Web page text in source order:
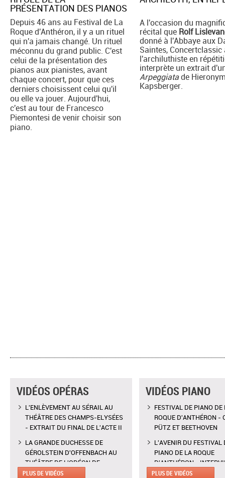
PRÉSENTATION DES PIANOS
Depuis 46 ans au Festival de La
Roque d'Anthéron, il y a un rituel
qui n'a jamais changé. Un rituel
méconnu du grand public. C'est
celui de la présentation des
pianos aux pianistes, avant
chaque concert, pour que ces
derniers choisissent celui qu'il
ou elle va jouer. Aujourd'hui,
c'est au tour de Francesco
Piemontesi de venir choisir son
piano.
A l'occasion du
récital que Rolf
donné à l'Abbaye aux
Saintes,
l'archiluthiste en
interprète un extrait
Arpeggiatade
Kapsberger.
VIDÉOS OPÉRAS
L'ENLÈVEMENT AU SÉRAIL AU
THÉÂTRE DES CHAMPS-ELYSÉES
- EXTRAIT DU FINAL DE L'ACTE II
LA GRANDE DUCHESSE DE
GÉROLSTEIN D'OFFENBACH AU
THÉÂTRE DE L'ODÉON DE
MARSEILLE - EXTRAIT DE "AH !
PLUS DE VIDÉOS
VIDÉOS PIANO
FESTIVAL DE PIANO DE
ROQUE D'ANTHÉRON -
PÜTZ ET BEETHOVEN
L'AVENIR DU FESTIVAL
PIANO DE LA ROQUE
D'ANTHÉRON -
CLAIRE DÉSERT, CO-
PLUS DE VIDÉOS